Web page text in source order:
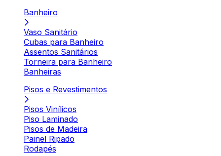
Banheiro
Vaso Sanitário
Cubas para Banheiro
Assentos Sanitários
Torneira para Banheiro
Banheiras
Pisos e Revestimentos
Pisos Vinílicos
Piso Laminado
Pisos de Madeira
Painel Ripado
Rodapés